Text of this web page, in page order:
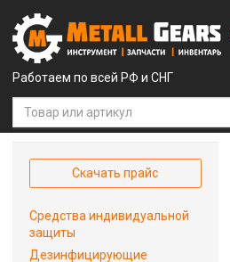
Работаем по всей РФ и СНГ
Скачать прайс
Средства индивидуальной
защиты
Дезинфицирующие